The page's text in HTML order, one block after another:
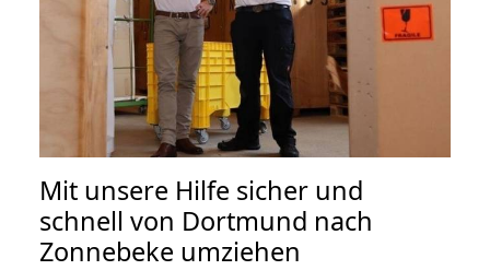
Mit unsere Hilfe sicher und
schnell von Dortmund nach
Zonnebeke umziehen